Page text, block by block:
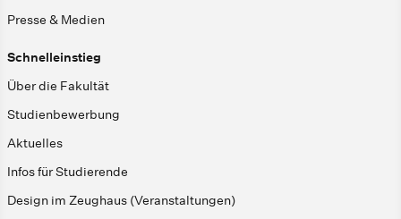
Presse & Medien
Schnelleinstieg
Über die Fakultät
Studienbewerbung
Aktuelles
Infos für Studierende
Design im Zeughaus (Veranstaltungen)